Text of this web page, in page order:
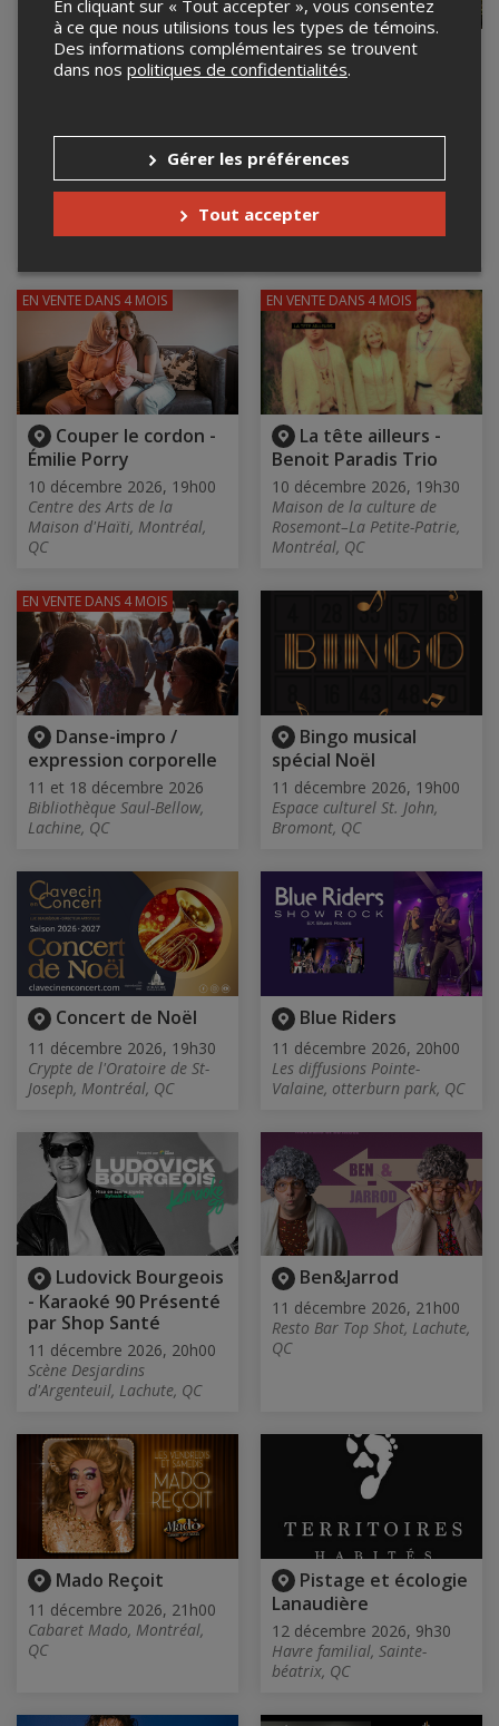
GESTIONNAIRE
ÉCLAIRÉ -
AU TRAVAIL
10 décembre 2026, 8h30
La Manufacture
Laurentides, Sainte-Agathe-
ENSEMBLE LA
CIGALE — THE SEVEN
POUR LE TEMPS DES
FÊTES
10 décembre 2026, 15h00
CENTRE NAUTIQUE DE LA
BAIE-DE-VALOIS, Pointe-
Couper le cordon -
Émilie Porry
10 décembre 2026, 19h00
Centre des Arts de la
Maison d'Haïti, Montréal,
QC
EN VENTE DANS 4 MOIS
La tête ailleurs -
Benoit Paradis Trio
10 décembre 2026, 19h30
Maison de la culture de
Rosemont–La Petite-Patrie,
Montréal, QC
EN VENTE DANS 4 MOIS
Danse-impro /
expression corporelle
11 et 18 décembre 2026
Bibliothèque Saul-Bellow,
Lachine, QC
EN VENTE DANS 4 MOIS
Bingo musical
spécial Noël
11 décembre 2026, 19h00
Espace culturel St. John,
Bromont, QC
Concert de Noël
11 décembre 2026, 19h30
Crypte de l'Oratoire de St-
Joseph, Montréal, QC
Blue Riders
11 décembre 2026, 20h00
Les diffusions Pointe-
Valaine, otterburn park, QC
Ludovick Bourgeois
- Karaoké 90 Présenté
par Shop Santé
11 décembre 2026, 20h00
Scène Desjardins
d'Argenteuil, Lachute, QC
Ben&Jarrod
11 décembre 2026, 21h00
Resto Bar Top Shot, Lachute,
QC
Mado Reçoit
11 décembre 2026, 21h00
Cabaret Mado, Montréal,
QC
Pistage et écologie
Lanaudière
12 décembre 2026, 9h30
Havre familial, Sainte-
béatrix, QC
En cliquant sur « Tout accepter », vous consentez
à ce que nous utilisions tous les types de témoins.
Des informations complémentaires se trouvent
dans nos politiques de confidentialités.
Gérer les préférences
Tout accepter